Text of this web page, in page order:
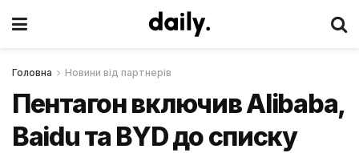
Головна Новини від партнерів
Пентагон включив Alibaba,
Baidu та BYD до списку